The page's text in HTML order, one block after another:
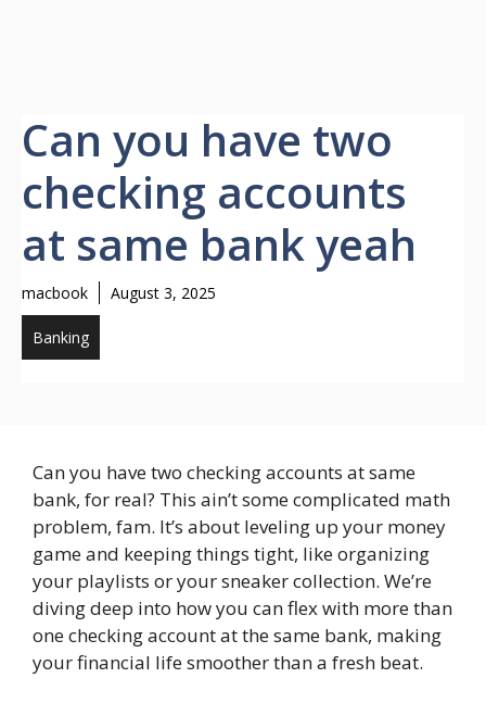
Can you have two
checking accounts
at same bank yeah
macbook August 3, 2025
Banking
Can you have two checking accounts at same
bank, for real? This ain’t some complicated math
problem, fam. It’s about leveling up your money
game and keeping things tight, like organizing
your playlists or your sneaker collection. We’re
diving deep into how you can flex with more than
one checking account at the same bank, making
your financial life smoother than a fresh beat.